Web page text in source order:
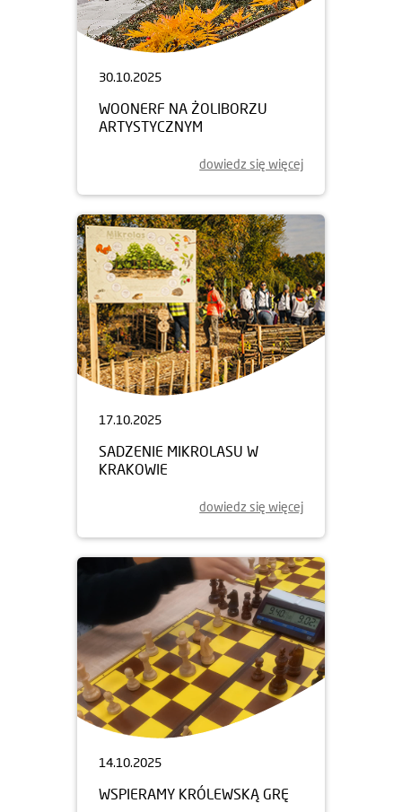
30.10.2025
WOONERF NA ŻOLIBORZU
ARTYSTYCZNYM
dowiedz się więcej
17.10.2025
SADZENIE MIKROLASU W
KRAKOWIE
dowiedz się więcej
14.10.2025
WSPIERAMY KRÓLEWSKĄ GRĘ